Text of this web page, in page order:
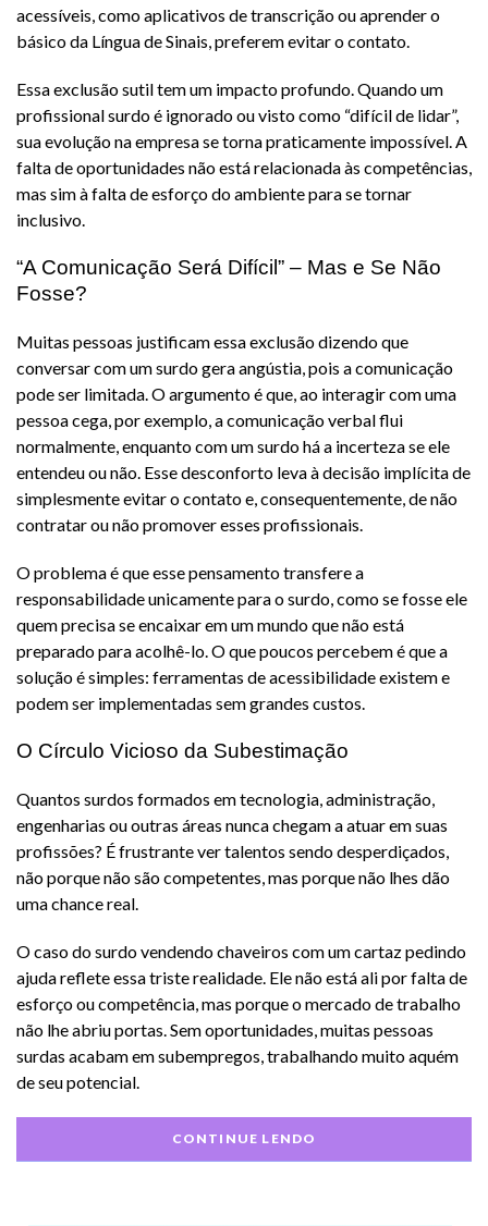
acessíveis, como aplicativos de transcrição ou aprender o
básico da Língua de Sinais, preferem evitar o contato.
Essa exclusão sutil tem um impacto profundo. Quando um
profissional surdo é ignorado ou visto como “difícil de lidar”,
sua evolução na empresa se torna praticamente impossível. A
falta de oportunidades não está relacionada às competências,
mas sim à falta de esforço do ambiente para se tornar
inclusivo.
“A Comunicação Será Difícil” – Mas e Se Não
Fosse?
Muitas pessoas justificam essa exclusão dizendo que
conversar com um surdo gera angústia, pois a comunicação
pode ser limitada. O argumento é que, ao interagir com uma
pessoa cega, por exemplo, a comunicação verbal flui
normalmente, enquanto com um surdo há a incerteza se ele
entendeu ou não. Esse desconforto leva à decisão implícita de
simplesmente evitar o contato e, consequentemente, de não
contratar ou não promover esses profissionais.
O problema é que esse pensamento transfere a
responsabilidade unicamente para o surdo, como se fosse ele
quem precisa se encaixar em um mundo que não está
preparado para acolhê-lo. O que poucos percebem é que a
solução é simples: ferramentas de acessibilidade existem e
podem ser implementadas sem grandes custos.
O Círculo Vicioso da Subestimação
Quantos surdos formados em tecnologia, administração,
engenharias ou outras áreas nunca chegam a atuar em suas
profissões? É frustrante ver talentos sendo desperdiçados,
não porque não são competentes, mas porque não lhes dão
uma chance real.
O caso do surdo vendendo chaveiros com um cartaz pedindo
ajuda reflete essa triste realidade. Ele não está ali por falta de
esforço ou competência, mas porque o mercado de trabalho
não lhe abriu portas. Sem oportunidades, muitas pessoas
surdas acabam em subempregos, trabalhando muito aquém
de seu potencial.
CONTINUE LENDO